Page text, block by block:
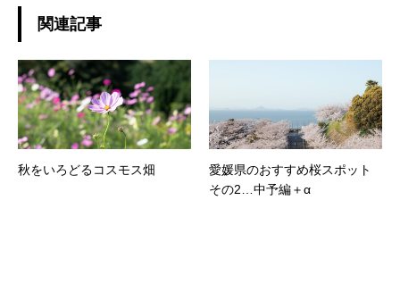
関連記事
秋をいろどるコスモス畑
愛媛県のおすすめ桜スポット
その2…中予編＋α